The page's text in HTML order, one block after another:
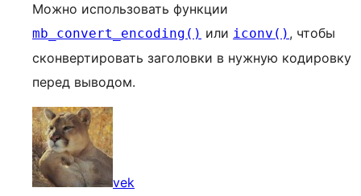
Можно использовать функции
mb_convert_encoding() или iconv() , чтобы
сконвертировать заголовки в нужную кодировку
перед выводом.
vek